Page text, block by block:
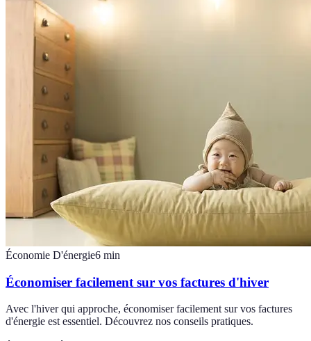
Économie D'énergie6 min
Économiser facilement sur vos factures d'hiver
Avec l'hiver qui approche, économiser facilement sur vos factures
d'énergie est essentiel. Découvrez nos conseils pratiques.